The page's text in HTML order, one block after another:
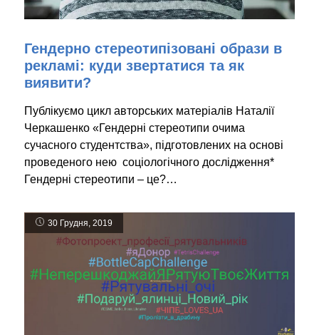
Гендерно стереотипізовані образи в
рекламі: куди звертатися та як
виявити?
Публікуємо цикл авторських матеріалів Наталії
Черкашенко «Гендерні стереотипи очима
сучасного студентства», підготовлених на основі
проведеного нею соціологічного дослідження*
Гендерні стереотипи – це?…
30 Грудня, 2019